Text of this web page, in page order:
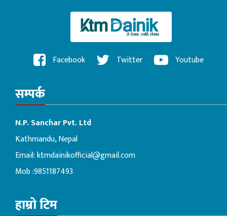
Facebook Twitter Youtube
सम्पर्क
N.P. Sanchar Pvt. Ltd
Kathmandu, Nepal
Email:ktmdainikofficial@gmail.com
Mob :9851187493
हाम्रो टिम